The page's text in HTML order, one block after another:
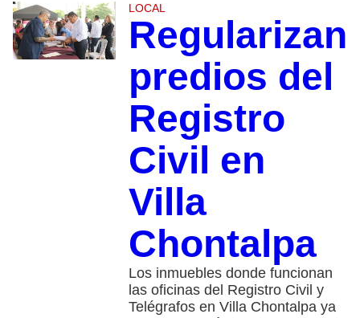
LOCAL
Regularizan
predios del
Registro
Civil en
Villa
Chontalpa
Los inmuebles donde funcionan
las oficinas del Registro Civil y
Telégrafos en Villa Chontalpa ya